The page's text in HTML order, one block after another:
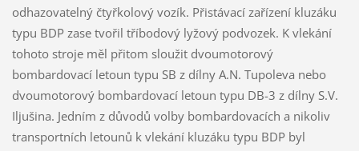
odhazovatelný čtyřkolový vozík. Přistávací zařízení kluzáku
typu BDP zase tvořil tříbodový lyžový podvozek. K vlekání
tohoto stroje měl přitom sloužit dvoumotorový
bombardovací letoun typu SB z dílny A.N. Tupoleva nebo
dvoumotorový bombardovací letoun typu DB-3 z dílny S.V.
Iljušina. Jedním z důvodů volby bombardovacích a nikoliv
transportních letounů k vlekání kluzáku typu BDP byl